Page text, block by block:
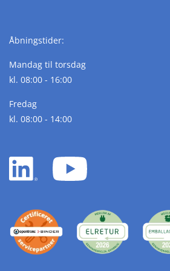
Åbningstider:
Mandag til torsdag
kl. 08:00 - 16:00
Fredag
kl. 08:00 - 14:00
LinkedIn
white
YouTube
white